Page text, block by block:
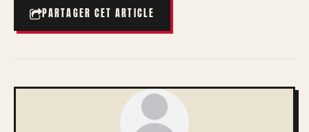
PARTAGER CET ARTICLE